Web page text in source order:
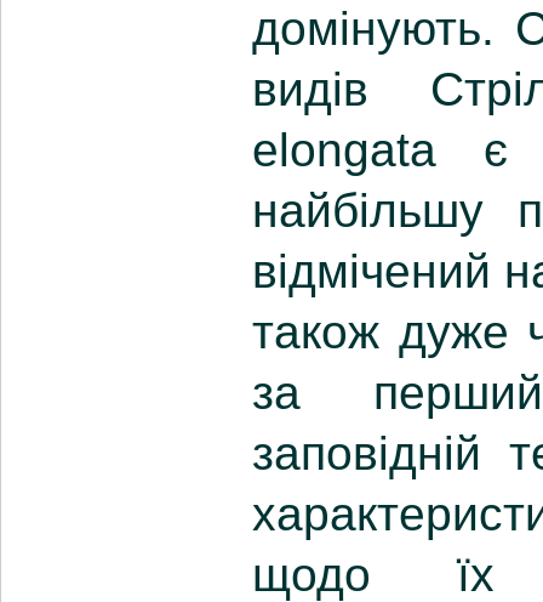
домінують.
видів
elongata є
найбільшу
відмічений
також дуже
за
заповідній
щодо їх